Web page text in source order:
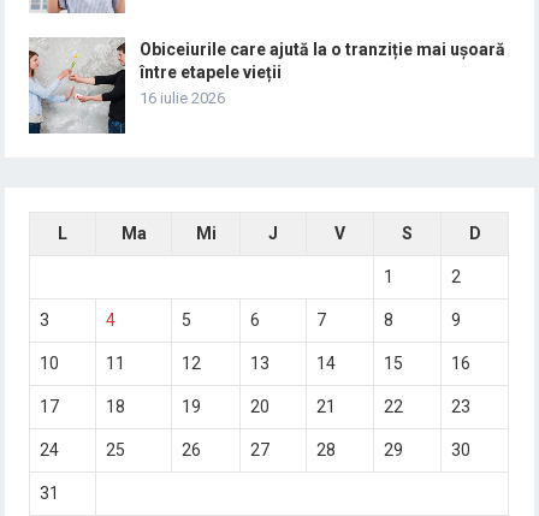
Obiceiurile care ajută la o tranziție mai ușoară
între etapele vieții
16 iulie 2026
L Ma Mi J V S D
1 2
3 4 5 6 7 8 9
10 11 12 13 14 15 16
17 18 19 20 21 22 23
24 25 26 27 28 29 30
31